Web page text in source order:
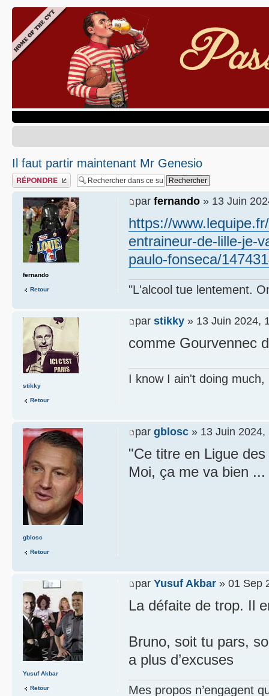
Il faut partir maintenant Mr Genesio
Publier une réponse
par fernando » 13 Juin
https://
entraineur-de-lille-je-
paulo-fonseca/
"L'alcool tue lentement.
fernando
Retour
par stikky » 13 Juin 2024,
comme Gourvennec
I know I ain't doing
stikky
Retour
par gblosc » 13 Juin 2024,
"Ce titre en Ligue
Moi, ça me va bien ...
gblosc
Retour
par Yusuf Akbar » 01 Sep
La défaite de trop. Il
Bruno, soit tu pars,
a plus d’excuses
Mes propos n’engagent
Yusuf Akbar
Retour